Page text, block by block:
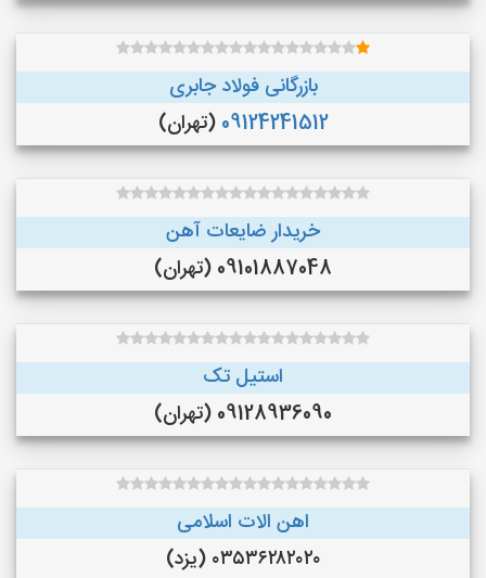
بازرگانی فولاد جابری
09124241512 (تهران)
خریدار ضایعات آهن
09101887048 (تهران)
استیل تک
09128936090 (تهران)
اهن الات اسلامی
۰۳۵۳۶۲۸۲۰۲۰ (یزد)